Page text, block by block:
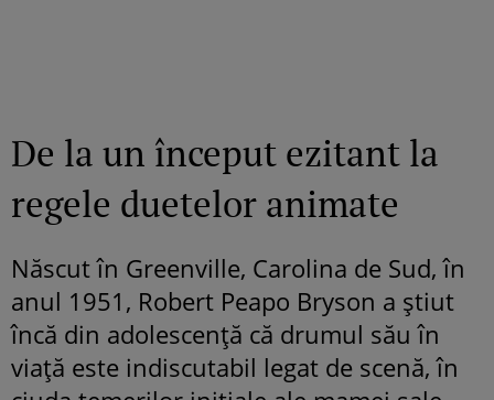
De la un început ezitant la
regele duetelor animate
Născut în Greenville, Carolina de Sud, în
anul 1951, Robert Peapo Bryson a știut
încă din adolescență că drumul său în
viață este indiscutabil legat de scenă, în